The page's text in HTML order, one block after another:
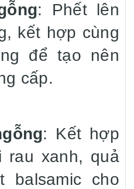
: Phết lên
kết hợp cùng
để tạo nên
cấp.
: Kết hợp
rau xanh, quả
balsamic cho